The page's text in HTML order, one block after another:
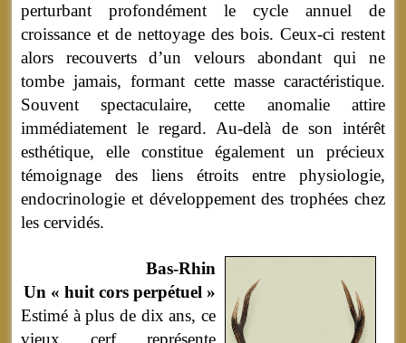
perturbant profondément le cycle annuel de
croissance et de nettoyage des bois. Ceux-ci restent
alors recouverts d’un velours abondant qui ne
tombe jamais, formant cette masse caractéristique.
Souvent spectaculaire, cette anomalie attire
immédiatement le regard. Au-delà de son intérêt
esthétique, elle constitue également un précieux
témoignage des liens étroits entre physiologie,
endocrinologie et développement des trophées chez
les cervidés.
Bas-Rhin
Un « huit cors perpétuel »
Estimé à plus de dix ans, ce